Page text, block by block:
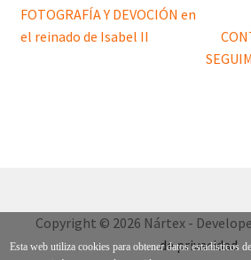
de
FOTOGRAFÍA Y DEVOCIÓN en
el reinado de Isabel II
Copyright © 2026 Nártex -
de privacidad
Esta web utiliza cookies para obtener datos estadísticos